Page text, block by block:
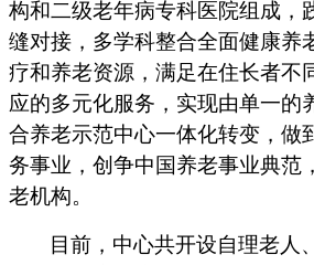
构和二级老年病专科医院组成，
缝对接， 多学科整合全面健康养
疗和养老资源，满足在住长者不
应的多元化服务 ，实现由单一的
合养老示范中心一体化转变， 做
务事业，创争中国养老事业典范
老机构。
目前 ， 中心共开设自理老人